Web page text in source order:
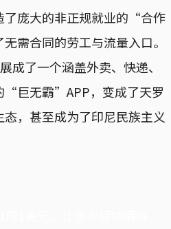
了庞大的非正规就业的“合作
需合同的劳工与流量入口。
成了一个涵盖外卖、快递、
“巨无霸”APP，变成了天罗
，甚至成为了印尼民族主义